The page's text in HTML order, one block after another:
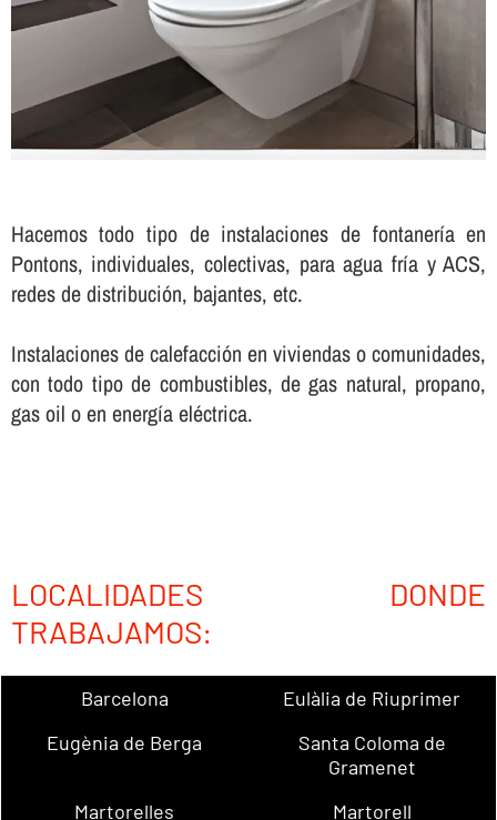
Hacemos todo tipo de instalaciones de fontanerí­a en
Pontons, individuales, colectivas, para agua frí­a y ACS,
redes de distribución, bajantes, etc.
Instalaciones de calefacción en viviendas o comunidades,
con todo tipo de combustibles, de gas natural, propano,
gas oil o en energí­a eléctrica.
LOCALIDADES DONDE
TRABAJAMOS:
Barcelona
Eulàlia de Riuprimer
Eugènia de Berga
Santa Coloma de
Gramenet
Martorelles
Martorell